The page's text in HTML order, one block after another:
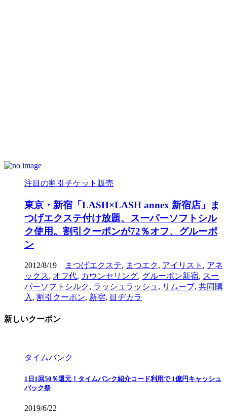
注目の割引チケット販売
東京・新宿「LASH×LASH annex 新宿店」ま
つげエクステ付け放題、スーパーソフトシル
ク使用。割引クーポンが72％オフ、グルーポ
ン
2012/8/19 まつげエクステ, まつエク, アイリスト , アネ
ックス, オフ代, カウンセリング, グルーポン新宿, スー
パーソフトシルク, ラッシュラッシュ , リムーブ, 共同購
入 , 割引クーポン, 新宿, 目ヂカラ
新しいクーポン
タイムバンク
1日1回50％還元！タイムバンク紹介コード利用で 1億円キャッシュ
バック祭
2019/6/22